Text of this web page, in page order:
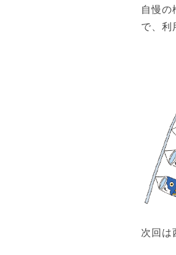
自慢の
で、利
次回は